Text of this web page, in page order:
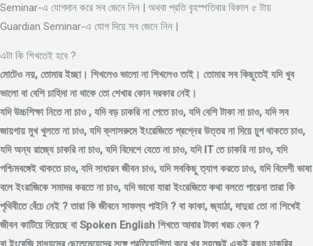
Seminar-এ যোগদান করে সব জেনে নিন | অথবা প্রতি বৃহস্পতিবার বিকাল ৫ টায়
Guardian Seminar-এ যোগ দিয়ে সব জেনে নিন |
এটা কি শিখতেই হবে ?
মোটেও নয়, তোমার ইচ্ছা। শিখলেও ভালো না শিখলেও তাই। তোমার সব কিছুতেই যদি খুব
ভালো বা বেশি চাহিদা না থাকে তো শেখার কোন দরকার নেই।
যদি উচ্চশিক্ষা নিতে না চাও , যদি বড় চাকরি না পেতে চাও, যদি বেশি টাকা না চাও, যদি সব
জায়গায় মুখ খুলতে না চাও, যদি ক্লাসরুমে ইংরেজিতে প্রশ্নের উত্তর না দিয়ে চুপ থাকতে চাও,
যদি অন্য রাজ্যে চাকরি না চাও, যদি বিদেশে যেতে না চাও, যদি IT তে চাকরি না চাও, যদি
পশ্চিমবঙ্গেই থাকতে চাও, যদি সাধারন জীবন চাও, যদি সবকিছু ত্যাগ করতে চাও, যদি বিদেশী ভাষা
বলে ইংরাজিকে সমাদর করতে না চাও, যদি ভাবো যারা ইংরেজিতে কথা বলতে পারেনা তারা কি
পৃথিবীতে বেঁচে নেই ? তারা কি জীবনে সাফল্য পাইনি ? বা কাকা, জ্যাঠা, দাদুরা তো না শিখেই
জীবন কাটিয়ে দিয়েছে বা Spoken English শিখতে আবার টাকা খরচ কেন ?